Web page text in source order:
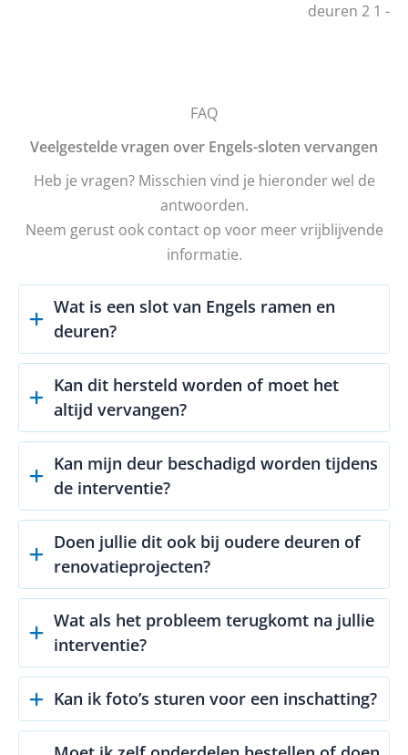
FAQ
Veelgestelde vragen over Engels-sloten vervangen
Heb je vragen? Misschien vind je hieronder wel de
antwoorden.
Neem gerust ook contact op voor meer vrijblijvende
informatie.
Wat is een slot van Engels ramen en
deuren?
Kan dit hersteld worden of moet het
altijd vervangen?
Kan mijn deur beschadigd worden tijdens
de interventie?
Doen jullie dit ook bij oudere deuren of
renovatieprojecten?
Wat als het probleem terugkomt na jullie
interventie?
Kan ik foto’s sturen voor een inschatting?